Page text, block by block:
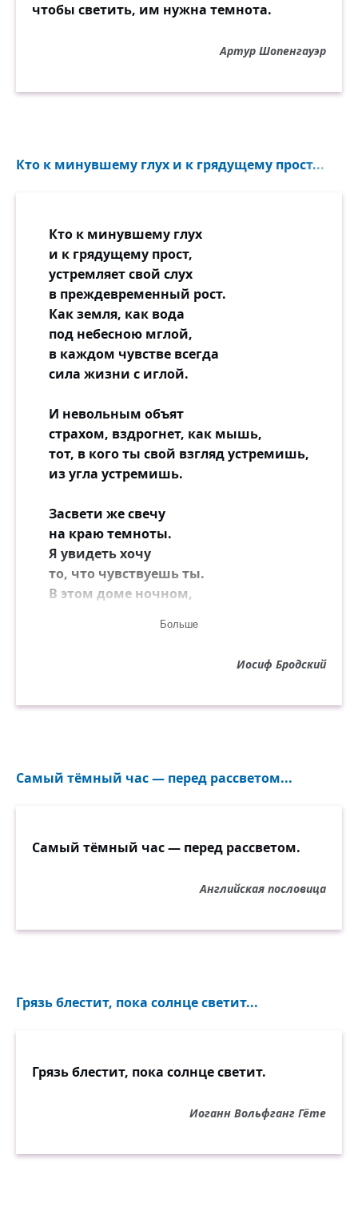
чтобы светить, им нужна темнота.
Артур Шопенгауэр
Кто к минувшему глух и к грядущему прост...
Кто к минувшему глух
и к грядущему прост,
устремляет свой слух
в преждевременный рост.
Как земля, как вода
под небесною мглой,
в каждом чувстве всегда
сила жизни с иглой.
И невольным объят
страхом, вздрогнет, как мышь,
тот, в кого ты свой взгляд устремишь,
из угла устремишь.
Засвети же свечу
на краю темноты.
Я увидеть хочу
то, что чувствуешь ты.
В этом доме ночном,
словно скатерть с пятном,
чтоб он вдруг не упал,
незаметный в окне,
за квадрат полотна,
словно сердце в груди.
наступает опять,
на латуни осей
Больше
Иосиф Бродский
Самый тёмный час — перед рассветом...
Самый тёмный час — перед рассветом.
Английская пословица
Грязь блестит, пока солнце светит...
Грязь блестит, пока солнце светит.
Иоганн Вольфганг Гёте